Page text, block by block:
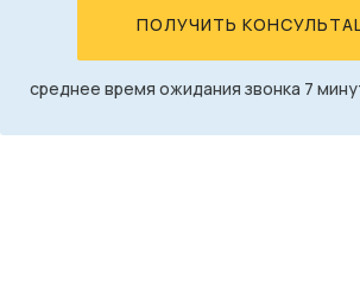
ПОЛУЧИТЬ
среднее время ожидания звонка 7